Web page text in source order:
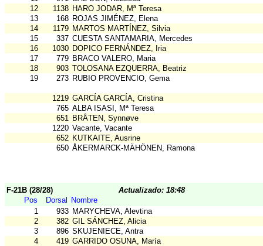
12
1138 HARO JODAR, Mª Teresa
13
168 ROJAS JIMÉNEZ, Elena
14
1179 MARTOS MARTÍNEZ, Silvia
15
337 CUESTA SANTAMARIA, Mercedes
16
1030 DOPICO FERNÁNDEZ, Iria
17
779 BRACO VALERO, Maria
18
903 TOLOSANA EZQUERRA, Beatriz
19
273 RUBIO PROVENCIO, Gema
1219 GARCÍA GARCÍA, Cristina
765 ALBA ISASI, Mª Teresa
651 BRÅTEN, Synnøve
1220 Vacante, Vacante
652 KUTKAITE, Ausrine
650 ÅKERMARCK-MÄHÖNEN, Ramona
F-21B (28/28)
Actualizado: 18:48
Pos
Dorsal
Nombre
1
933 MARYCHEVA, Alevtina
2
382 GIL SÁNCHEZ, Alicia
3
896 SKUJENIECE, Antra
4
419 GARRIDO OSUNA, María